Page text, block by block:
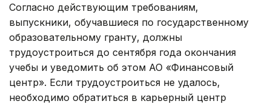
Согласно действующим требованиям,
выпускники, обучавшиеся по государственному
образовательному гранту, должны
трудоустроиться до сентября года окончания
учебы и уведомить об этом АО «Финансовый
центр». Если трудоустроиться не удалось,
необходимо обратиться в карьерный центр